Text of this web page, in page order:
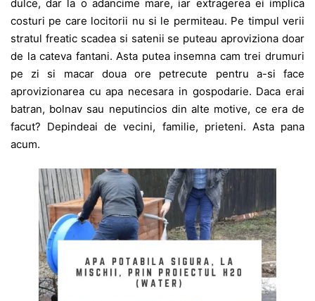
dulce, dar la o adancime mare, iar extragerea ei implica
costuri pe care locitorii nu si le permiteau. Pe timpul verii
stratul freatic scadea si satenii se puteau aproviziona doar
de la cateva fantani. Asta putea insemna cam trei drumuri
pe zi si macar doua ore petrecute pentru a-si face
aprovizionarea cu apa necesara in gospodarie. Daca erai
batran, bolnav sau neputincios din alte motive, ce era de
facut? Depindeai de vecini, familie, prieteni. Asta pana
acum.